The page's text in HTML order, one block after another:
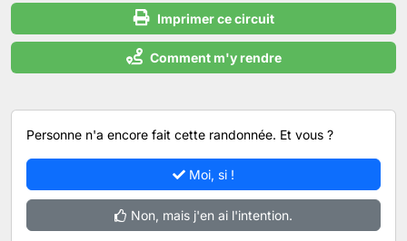
Imprimer ce circuit
Comment m'y rendre
Personne n'a encore fait cette randonnée. Et vous ?
Moi, si !
Non, mais j'en ai l'intention.